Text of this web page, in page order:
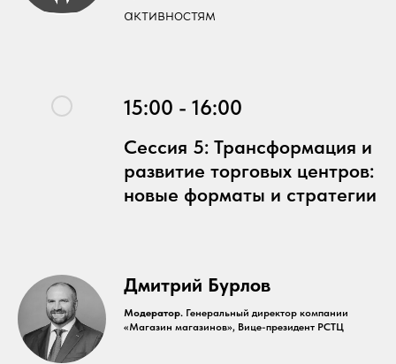
активностям
15:00 - 16:00
Сессия 5: Трансформация и
развитие торговых центров:
новые форматы и стратегии
Дмитрий Бурлов
Модератор. Генеральный директор компании
«Магазин магазинов», Вице-президент РСТЦ